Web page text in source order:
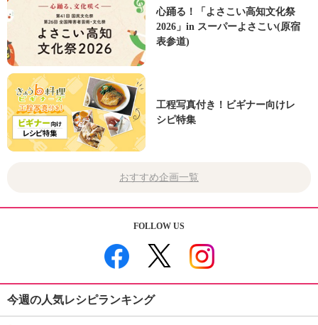
心踊る！「よさこい高知文化祭
2026」in スーパーよさこい(原宿
表参道)
工程写真付き！ビギナー向けレ
シピ特集
おすすめ企画一覧
FOLLOW US
今週の人気レシピランキング